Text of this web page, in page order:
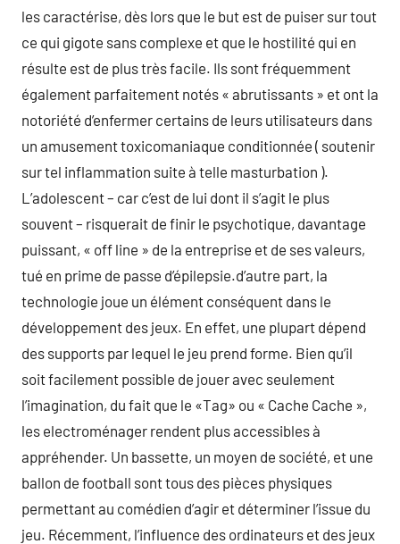
les caractérise, dès lors que le but est de puiser sur tout
ce qui gigote sans complexe et que le hostilité qui en
résulte est de plus très facile. Ils sont fréquemment
également parfaitement notés « abrutissants » et ont la
notoriété d’enfermer certains de leurs utilisateurs dans
un amusement toxicomaniaque conditionnée ( soutenir
sur tel inflammation suite à telle masturbation ).
L’adolescent – car c’est de lui dont il s’agit le plus
souvent – risquerait de finir le psychotique, davantage
puissant, « off line » de la entreprise et de ses valeurs,
tué en prime de passe d’épilepsie.d’autre part, la
technologie joue un élément conséquent dans le
développement des jeux. En effet, une plupart dépend
des supports par lequel le jeu prend forme. Bien qu’il
soit facilement possible de jouer avec seulement
l’imagination, du fait que le «Tag» ou « Cache Cache »,
les electroménager rendent plus accessibles à
appréhender. Un bassette, un moyen de société, et une
ballon de football sont tous des pièces physiques
permettant au comédien d’agir et déterminer l’issue du
jeu. Récemment, l’influence des ordinateurs et des jeux